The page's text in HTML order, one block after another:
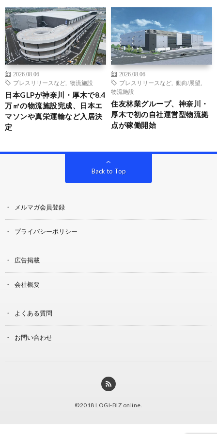
2026.08.06
プレスリリースなど
物流施設
日本GLPが神奈川・厚木で8.4
万㎡の物流施設完成、日本エ
マソンや真栄運輸など入居決
定
2026.08.06
プレスリリースなど
動向/展望
物流施設
住友林業グループ、神奈川・
厚木で初の自社運営型物流拠
点が稼働開始
Back to Top
メルマガ会員登録
プライバシーポリシー
広告掲載
会社概要
よくある質問
お問い合わせ
©2018 LOGI-BIZ online